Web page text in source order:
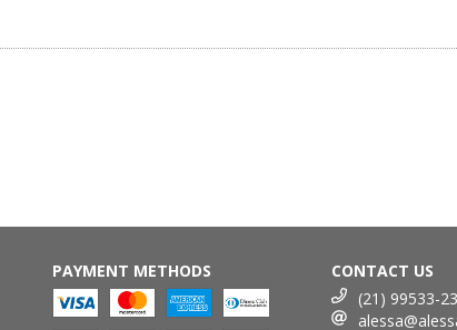
PAYMENT METHODS
CONTACT US
(21) 99533-